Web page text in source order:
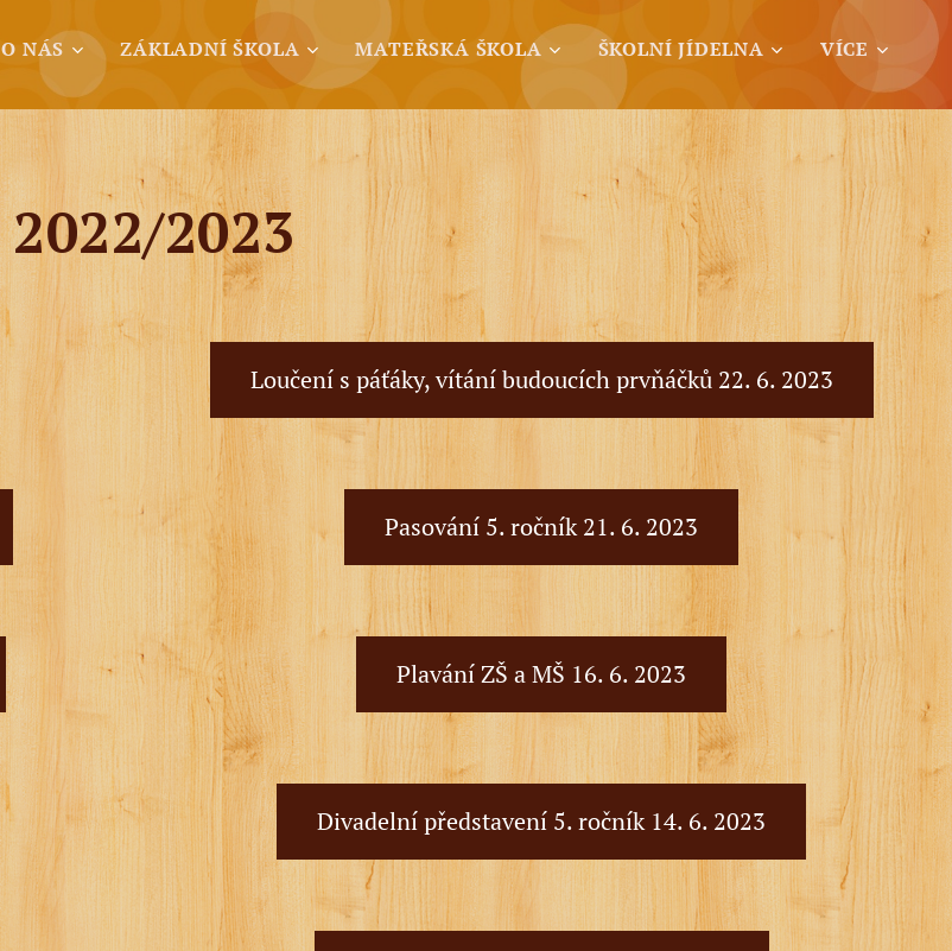
O NÁS ZÁKLADNÍ ŠKOLA MATEŘSKÁ ŠKOLA ŠKOLNÍ JÍDELNA VÍCE
2022/2023
Loučení s páťáky, vítání budoucích prvňáčků 22. 6. 2023
Pasování 5. ročník 21. 6. 2023
Plavání ZŠ a MŠ 16. 6. 2023
Divadelní představení 5. ročník 14. 6. 2023